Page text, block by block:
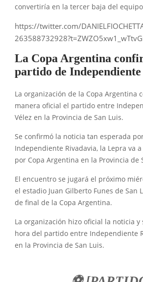
convertiría en la tercer baja del
https://twitter.com/
La Copa Argentina
partido de
La organización de la Copa Argentina
manera oficial el partido entre
Vélez en la Provincia de San Luis.
Se confirmó la noticia tan esperada
Independiente Rivadavia, la Lepra va
por Copa Argentina en la Provincia de
El encuentro se jugará el próximo
el estadio Juan Gilberto Funes de San
de final de la Copa Argentina.
La organización hizo oficial la noticia y
hora del partido entre Independiente
en la Provincia de San Luis.